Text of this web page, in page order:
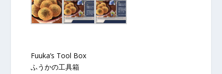
Fuuka’s Tool Box
ふうかの工具箱